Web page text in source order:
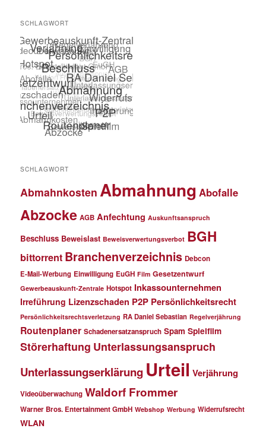
SCHLAGWORT
SCHLAGWORT
Abmahnkosten Abmahnung Abofalle
Abzocke AGB Anfechtung Auskunftsanspruch
Beschluss Beweislast Beweisverwertungsverbot BGH
bittorrent Branchenverzeichnis Debcon
E-Mail-Werbung Einwilligung EuGH Film Gesetzentwurf
Gewerbeauskunft-Zentrale Hotspot Inkassounternehmen
Irreführung Lizenzschaden P2P Persönlichkeitsrecht
Persönlichkeitsrechtsverletzung RA Daniel Sebastian Regelverjährung
Routenplaner Schadenersatzanspruch Spam Spielfilm
Störerhaftung Unterlassungsanspruch
Unterlassungserklärung Urteil Verjährung
Videoüberwachung Waldorf Frommer
Warner Bros. Entertainment GmbH Webshop Werbung Widerrufsrecht
WLAN